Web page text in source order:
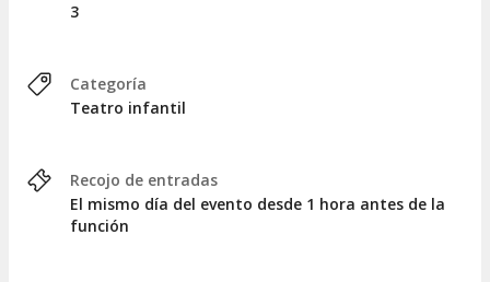
3
Categoría
Teatro infantil
Recojo de entradas
El mismo día del evento desde 1 hora antes de la
función